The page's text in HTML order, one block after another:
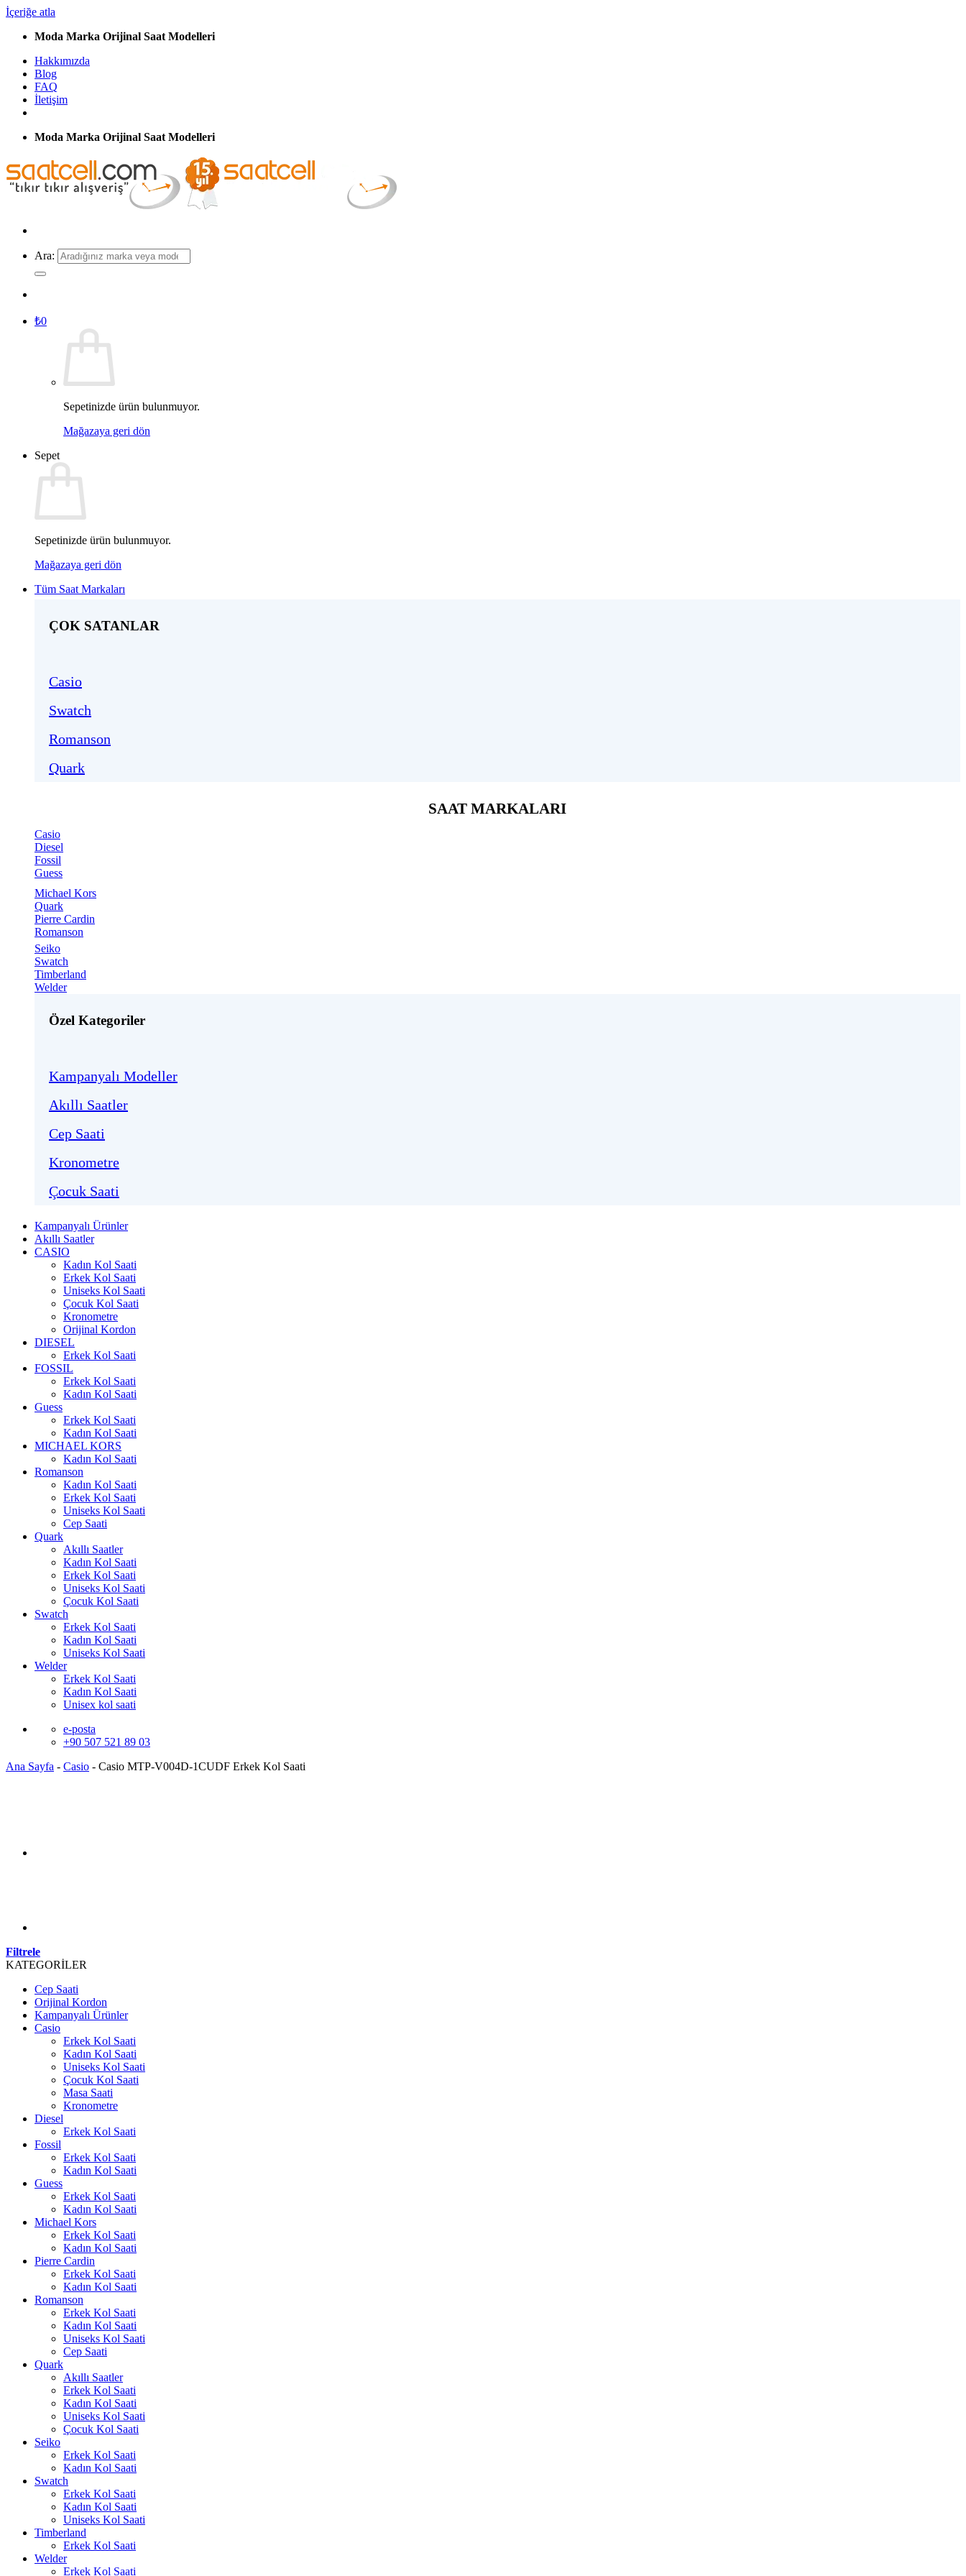
İçeriğe atla
Moda Marka Orijinal Saat Modelleri
Hakkımızda
Blog
FAQ
İletişim
Moda Marka Orijinal Saat Modelleri
Ara:
₺0
Sepetinizde ürün bulunmuyor.
Mağazaya geri dön
Sepet
Sepetinizde ürün bulunmuyor.
Mağazaya geri dön
Tüm Saat Markaları
ÇOK SATANLAR
Casio
Swatch
Romanson
Quark
SAAT MARKALARI
Casio
Diesel
Fossil
Guess
Michael Kors
Quark
Pierre Cardin
Romanson
Seiko
Swatch
Timberland
Welder
Özel Kategoriler
Kampanyalı Modeller
Akıllı Saatler
Cep Saati
Kronometre
Çocuk Saati
Kampanyalı Ürünler
Akıllı Saatler
CASIO
Kadın Kol Saati
Erkek Kol Saati
Uniseks Kol Saati
Çocuk Kol Saati
Kronometre
Orijinal Kordon
DIESEL
Erkek Kol Saati
FOSSIL
Erkek Kol Saati
Kadın Kol Saati
Guess
Erkek Kol Saati
Kadın Kol Saati
MICHAEL KORS
Kadın Kol Saati
Romanson
Kadın Kol Saati
Erkek Kol Saati
Uniseks Kol Saati
Cep Saati
Quark
Akıllı Saatler
Kadın Kol Saati
Erkek Kol Saati
Uniseks Kol Saati
Çocuk Kol Saati
Swatch
Erkek Kol Saati
Kadın Kol Saati
Uniseks Kol Saati
Welder
Erkek Kol Saati
Kadın Kol Saati
Unisex kol saati
e-posta
+90 507 521 89 03
Ana Sayfa - Casio - Casio MTP-V004D-1CUDF Erkek Kol Saati
Filtrele
KATEGORİLER
Cep Saati
Orijinal Kordon
Kampanyalı Ürünler
Casio
Erkek Kol Saati
Kadın Kol Saati
Uniseks Kol Saati
Çocuk Kol Saati
Masa Saati
Kronometre
Diesel
Erkek Kol Saati
Fossil
Erkek Kol Saati
Kadın Kol Saati
Guess
Erkek Kol Saati
Kadın Kol Saati
Michael Kors
Erkek Kol Saati
Kadın Kol Saati
Pierre Cardin
Erkek Kol Saati
Kadın Kol Saati
Romanson
Erkek Kol Saati
Kadın Kol Saati
Uniseks Kol Saati
Cep Saati
Quark
Akıllı Saatler
Erkek Kol Saati
Kadın Kol Saati
Uniseks Kol Saati
Çocuk Kol Saati
Seiko
Erkek Kol Saati
Kadın Kol Saati
Swatch
Erkek Kol Saati
Kadın Kol Saati
Uniseks Kol Saati
Timberland
Erkek Kol Saati
Welder
Erkek Kol Saati